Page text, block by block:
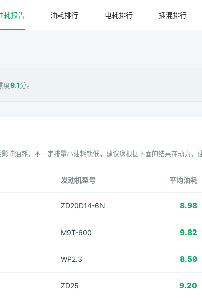
耗报告 油耗排行 电耗排行 插混排行
度9.1分。
响油耗，不一定排量小油耗就低，建议您根据下面的结果在动力
发动机型号 平均油耗
ZD20D14-6N 8.98
M9T-600 9.82
WP2.3 8.59
ZD25 9.20